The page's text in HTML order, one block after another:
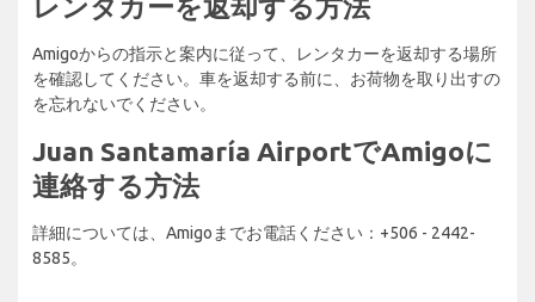
レンタカーを返却する方法
Amigoからの指示と案内に従って、レンタカーを返却する場所
を確認してください。車を返却する前に、お荷物を取り出すの
を忘れないでください。
Juan Santamaría AirportでAmigoに
連絡する方法
詳細については、Amigoまでお電話ください：+506 - 2442-
8585。